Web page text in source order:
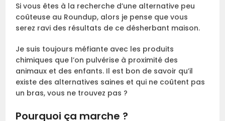
Si vous êtes à la recherche d’une alternative peu
coûteuse au Roundup, alors je pense que vous
serez ravi des résultats de ce désherbant maison.
Je suis toujours méfiante avec les produits
chimiques que l’on pulvérise à proximité des
animaux et des enfants. Il est bon de savoir qu’il
existe des alternatives saines et qui ne coûtent pas
un bras, vous ne trouvez pas ?
Pourquoi ça marche ?